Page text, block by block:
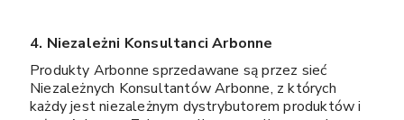
4. Niezależni Konsultanci Arbonne
Produkty Arbonne sprzedawane są przez sieć
Niezależnych Konsultantów Arbonne, z których
każdy jest niezależnym dystrybutorem produktów i